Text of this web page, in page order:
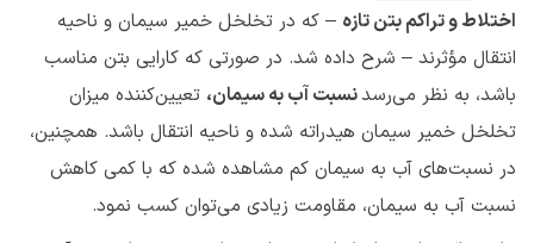
اختلاط و تراکم بتن تازه – که در تخلخل خمیر سیمان و ناحیه
انتقال مؤثرند – شرح داده شد. در صورتی که کارایی بتن مناسب
باشد، به نظر می‌رسدنسبت آب به سیمان، تعیین‌کننده میزان
تخلخل خمیر سیمان هیدراته شده و ناحیه انتقال باشد. همچنین،
در نسبت‌های آب به سیمان کم مشاهده شده که با کمی کاهش
نسبت آب به سیمان، مقاومت زیادی می‌توان کسب نمود.